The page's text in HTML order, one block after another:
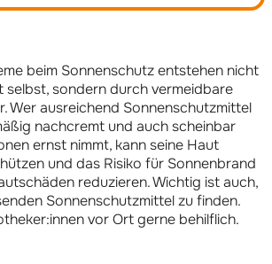
beim Sonnenschutz entstehen nicht
selbst, sondern durch vermeidbare
Wer ausreichend Sonnenschutzmittel
nachcremt und auch scheinbar
ernst nimmt, kann seine Haut
und das Risiko für Sonnenbrand
reduzieren. Wichtig ist auch,
Sonnenschutzmittel zu finden.
vor Ort gerne behilflich.